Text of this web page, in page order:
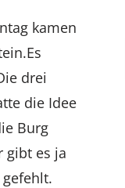
kamen
drei
die Idee
Burg
gibt es ja
gefehlt.